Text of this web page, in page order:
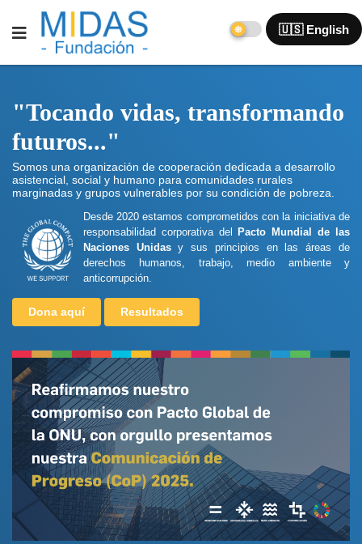
🇺🇸 English
"Tocando vidas, transformando
futuros..."
Somos una organización de cooperación dedicada a desarrollo
asistencial, social y humano para comunidades rurales
marginadas y grupos vulnerables por su condición de pobreza.
Desde 2020 estamos comprometidos con la iniciativa de
responsabilidad corporativa del
Pacto Mundial de las
Naciones Unidasy sus principios en las áreas de
derechos humanos, trabajo, medio ambiente y
anticorrupción.
Dona aquí Resultados